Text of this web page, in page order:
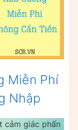
Miễn Phí
Nhập
cảm giác phấn